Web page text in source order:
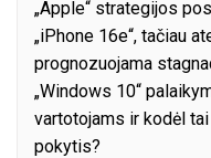
„Apple“ strategijos
„iPhone 16e“, tačiau
prognozuojama
„Windows 10“
vartotojams ir kodėl
pokytis?